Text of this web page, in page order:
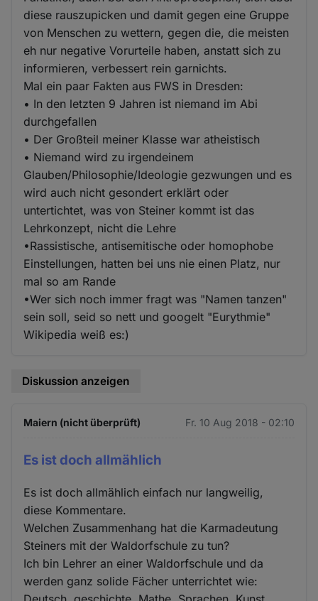
diese rauszupicken und damit gegen eine Gruppe
von Menschen zu wettern, gegen die, die meisten
eh nur negative Vorurteile haben, anstatt sich zu
informieren, verbessert rein garnichts.
Mal ein paar Fakten aus FWS in Dresden:
• In den letzten 9 Jahren ist niemand im Abi
durchgefallen
• Der Großteil meiner Klasse war atheistisch
• Niemand wird zu irgendeinem
Glauben/Philosophie/Ideologie gezwungen und es
wird auch nicht gesondert erklärt oder
untertichtet, was von Steiner kommt ist das
Lehrkonzept, nicht die Lehre
•Rassistische, antisemitische oder homophobe
Einstellungen, hatten bei uns nie einen Platz, nur
mal so am Rande
•Wer sich noch immer fragt was "Namen tanzen"
sein soll, seid so nett und googelt "Eurythmie"
Wikipedia weiß es:)
Diskussion anzeigen
Maiern (nicht überprüft) Fr. 10 Aug 2018 - 02:10
Es ist doch allmählich
Es ist doch allmählich einfach nur langweilig,
diese Kommentare.
Welchen Zusammenhang hat die Karmadeutung
Steiners mit der Waldorfschule zu tun?
Ich bin Lehrer an einer Waldorfschule und da
werden ganz solide Fächer unterrichtet wie: